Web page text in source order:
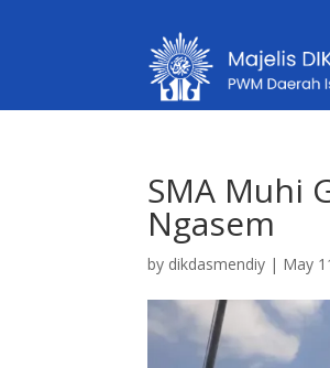
SMA Muhi
Ngasem
by dikdasmendiy | May